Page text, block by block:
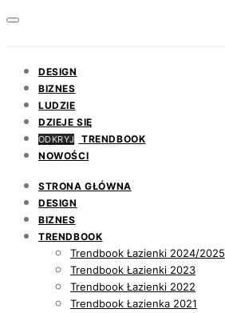
DESIGN
BIZNES
LUDZIE
DZIEJE SIĘ
ODKRYJ
TRENDBOOK
NOWOŚCI
STRONA GŁÓWNA
DESIGN
BIZNES
TRENDBOOK
Trendbook Łazienki 2024/2025
Trendbook Łazienki 2023
Trendbook Łazienki 2022
Trendbook Łazienka 2021